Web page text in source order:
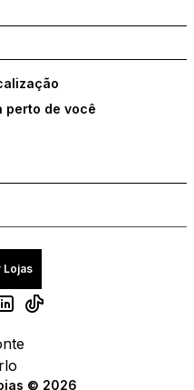
com um Embaixador
perto de você
Lojas
© 2026
com um Embaixador